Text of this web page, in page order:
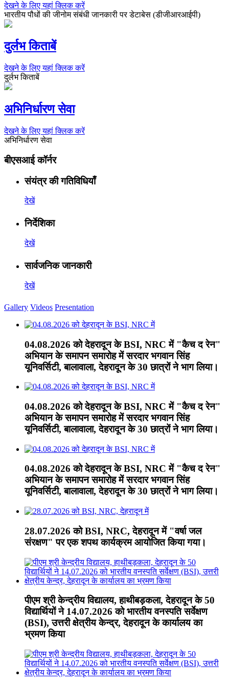
देखने के लिए यहां क्लिक करें
भारतीय पौधों की जीनोम संबंधी जानकारी पर डेटाबेस (डीजीआरआईपी)
दुर्लभ किताबें
देखने के लिए यहां क्लिक करें
दुर्लभ किताबें
अभिनिर्धारण सेवा
देखने के लिए यहां क्लिक करें
अभिनिर्धारण सेवा
बीएसआई कॉर्नर
संयंत्र की गतिविधियाँ
देखें
निर्देशिका
देखें
सार्वजनिक जानकारी
देखें
Gallery Videos Presentation
04.08.2026 को देहरादून के BSI, NRC में "कैच द रेन"
अभियान के समापन समारोह में सरदार भगवान सिंह
यूनिवर्सिटी, बालावाला, देहरादून के 30 छात्रों ने भाग लिया।
04.08.2026 को देहरादून के BSI, NRC में "कैच द रेन"
अभियान के समापन समारोह में सरदार भगवान सिंह
यूनिवर्सिटी, बालावाला, देहरादून के 30 छात्रों ने भाग लिया।
04.08.2026 को देहरादून के BSI, NRC में "कैच द रेन"
अभियान के समापन समारोह में सरदार भगवान सिंह
यूनिवर्सिटी, बालावाला, देहरादून के 30 छात्रों ने भाग लिया।
28.07.2026 को BSI, NRC, देहरादून में "वर्षा जल
संरक्षण" पर एक शपथ कार्यक्रम आयोजित किया गया।
पीएम श्री केन्द्रीय विद्यालय, हाथीबड़कला, देहरादून के 50
विद्यार्थियों ने 14.07.2026 को भारतीय वनस्पति सर्वेक्षण
(BSI), उत्तरी क्षेत्रीय केन्द्र, देहरादून के कार्यालय का
भ्रमण किया